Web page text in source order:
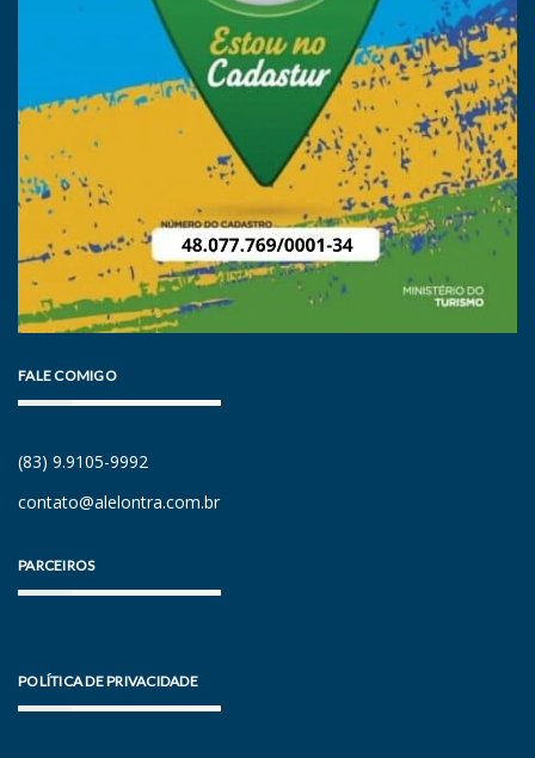
FALE COMIGO
(83) 9.9105-9992
contato@alelontra.com.br
PARCEIROS
POLÍTICA DE PRIVACIDADE